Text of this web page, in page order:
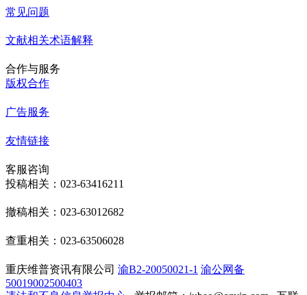
常见问题
文献相关术语解释
合作与服务
版权合作
广告服务
友情链接
客服咨询
投稿相关：023-63416211
撤稿相关：023-63012682
查重相关：023-63506028
重庆维普资讯有限公司 渝B2-20050021-1 渝公网备
50019002500403